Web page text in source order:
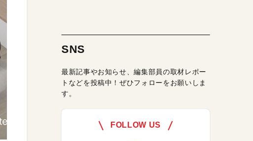
SNS
最新記事やお知らせ、編集部員の取材レポー
トなどを投稿中！ぜひフォローをお願いしま
す。
FOLLOW US